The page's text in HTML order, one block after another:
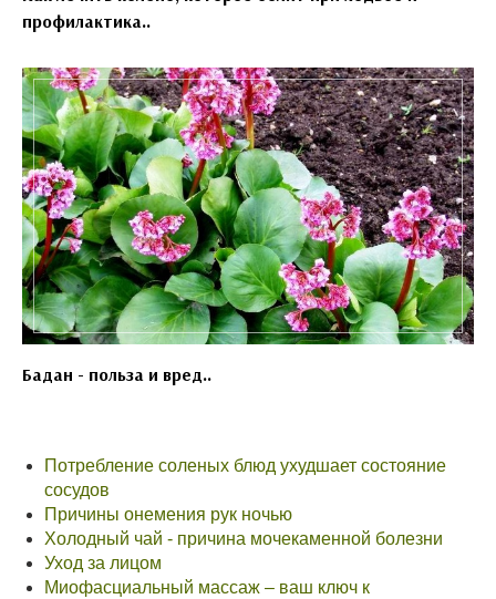
профилактика..
Бадан - польза и вред..
Потребление соленых блюд ухудшает состояние
сосудов
Причины онемения рук ночью
Холодный чай - причина мочекаменной болезни
Уход за лицом
Миофасциальный массаж – ваш ключ к